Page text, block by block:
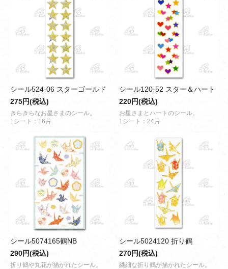
シール524-06 スターゴールド
275円(税込)
きらきらなお星さまのシール。
1シート：16片
シール120-52 スター＆ハート
220円(税込)
お星さまとハートのシール。
1シート：24片
シール5074165鶴NB
290円(税込)
折り鶴や丸花が描かれたシール。
シール5024120 折り鶴
270円(税込)
繊細な折り鶴が描かれたシール。